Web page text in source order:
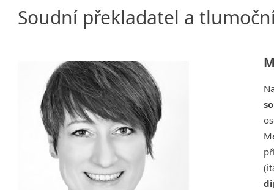
Citonice
Roudnice nad Labem
Soudní překladatel a